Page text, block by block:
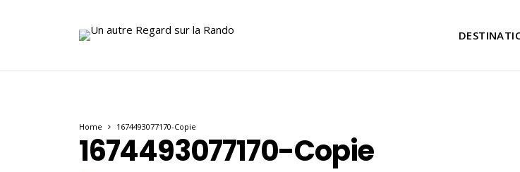
Home 1674493077170-Copie
1674493077170-Copie